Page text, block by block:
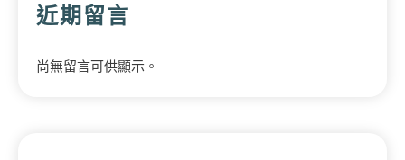
近期留言
尚無留言可供顯示。